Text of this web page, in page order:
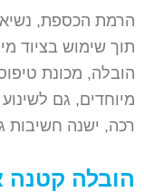
הרמת הכספת,
תוך שימוש בציוד
הובלה, מכונת
מיוחדים, גם
רכה, ישנה חשיבות
הובלה קטנה